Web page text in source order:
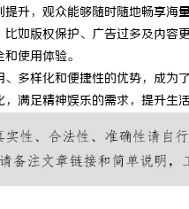
升，观众能够随时随地畅享海
如版权保护、广告过多及内
使用体验。
多样化和便捷性的优势，成
满足精神娱乐的需求，提升生
5大 贝净 AC 国际医疗实验